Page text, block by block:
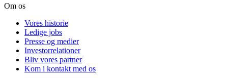
Om os
Vores historie
Ledige jobs
Presse og medier
Investorrelationer
Bliv vores partner
Kom i kontakt med os